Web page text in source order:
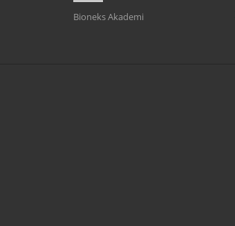
Bioneks Akademi